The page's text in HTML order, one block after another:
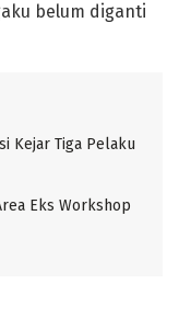
belum diganti
Kejar Tiga Pelaku
Eks Workshop